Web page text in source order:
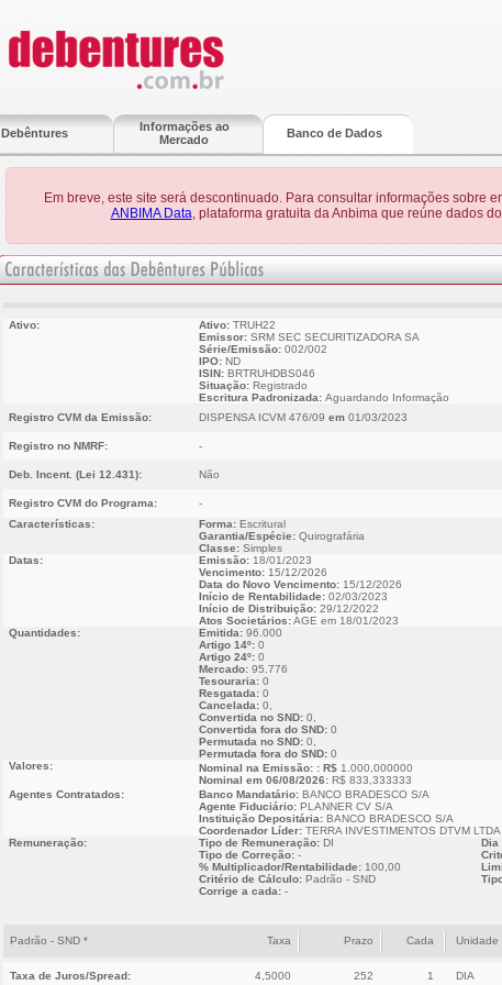
Debêntures
Informações ao
Mercado
Banco de Dados
Em breve, este site será descontinuado. Para consultar informações sobre
ANBIMA Data, plataforma gratuita da Anbima que reúne dados
Ativo: Ativo:TRUH22
Emissor:SRM SEC SECURITIZADORA SA
Série/Emissão:002/002
IPO: ND
ISIN:BRTRUHDBS046
Situação:Registrado
Escritura Padronizada: Aguardando Informação
Registro CVM da Emissão:
DISPENSA ICVM 476/09 em01/03/2023
Registro no NMRF: -
Deb. Incent. (Lei 12.431): Não
Registro CVM do Programa:
-
Características:
Forma:Escritural
Garantia/Espécie:Quirografária
Classe:Simples
Datas:
Emissão:18/01/2023
Vencimento: 15/12/2026
Data do Novo Vencimento:15/12/2026
Início de Rentabilidade:02/03/2023
Início de Distribuição:29/12/2022
Atos Societários:AGE em 18/01/2023
Quantidades:
Emitida:96.000
Artigo 14º:0
Artigo 24º:0
Mercado:95.776
Tesouraria:0
Resgatada:0
Cancelada:0,
Convertida no SND:0,
Convertida fora do SND:0
Permutada no SND:0,
Permutada fora do SND:0
Valores:
Nominal na Emissão: : R$ 1.000,000000
Nominal em 06/08/2026:R$ 833,333333
Agentes Contratados:
Banco Mandatário:BANCO BRADESCO S/A
Agente Fiduciário:PLANNER CV S/A
Instituição Depositária:BANCO BRADESCO S/A
Coordenador Líder:TERRA INVESTIMENTOS DTVM LTDA
Remuneração:
Tipo de Remuneração:DI
Tipo de Correção:-
% Multiplicador/Rentabilidade:100,00
Critério de Cálculo:Padrão - SND
Corrige a cada:-
Dia
Padrão - SND * Taxa Prazo Cada Unidade
Taxa de Juros/Spread: 4,5000 252 1 DIA